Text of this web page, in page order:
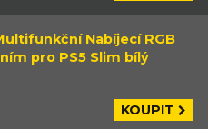
Nabíjecí RGB
pro PS5 Slim bílý
KOUPIT